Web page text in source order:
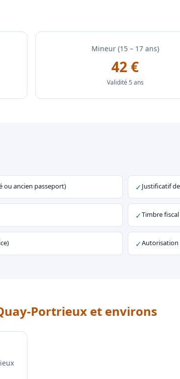
Mineur (15 – 17 ans)
42 €
Validité 5 ans
ou ancien passeport) ✓Justificatif
✓Timbre
✓Autorisation
Portrieux et environs